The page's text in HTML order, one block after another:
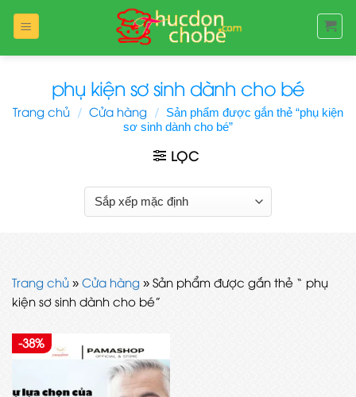
qua
phụ kiện sơ sinh dành cho bé
Trang chủ / Cửa hàng / Sản phẩm được gắn thẻ “phụ kiện
sơ sinh dành cho bé”
LỌC
Trang chủ » Cửa hàng » Sản phẩm được gắn thẻ “ phụ
kiện sơ sinh dành cho bé”
-38%